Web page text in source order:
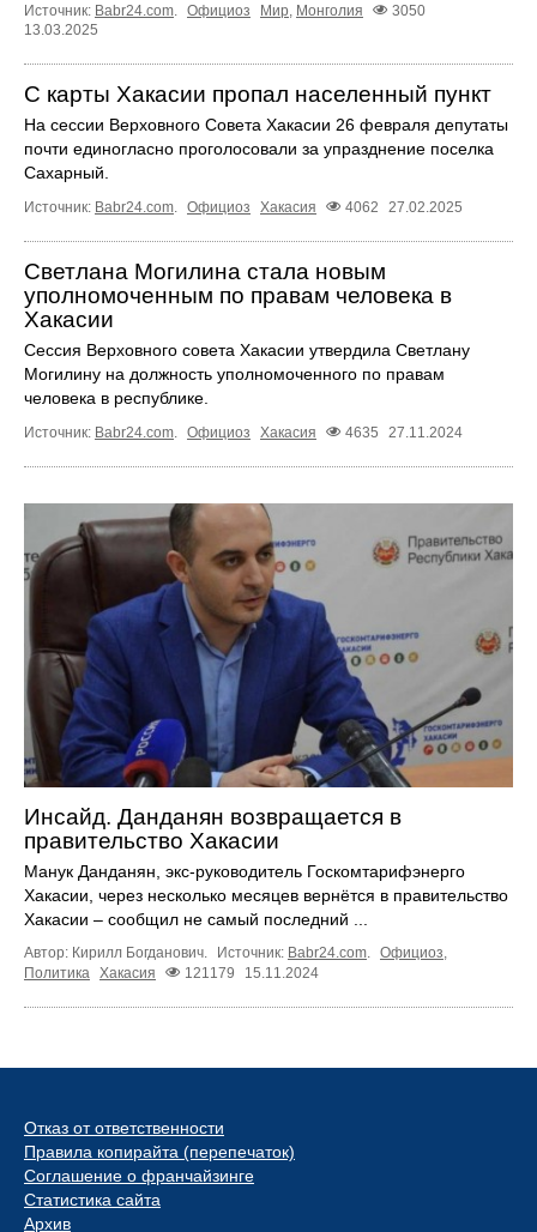
Источник: Babr24.com. Официоз Мир, Монголия
3050
13.03.2025
С карты Хакасии пропал населенный пункт
На сессии Верховного Совета Хакасии 26 февраля депутаты
почти единогласно проголосовали за упразднение поселка
Сахарный.
Источник: Babr24.com. Официоз Хакасия 4062 27.02.2025
Светлана Могилина стала новым
уполномоченным по правам человека в
Хакасии
Сессия Верховного совета Хакасии утвердила Светлану
Могилину на должность уполномоченного по правам
человека в республике.
Источник: Babr24.com. Официоз Хакасия 4635 27.11.2024
Инсайд. Данданян возвращается в
правительство Хакасии
Манук Данданян, экс-руководитель Госкомтарифэнерго
Хакасии, через несколько месяцев вернётся в правительство
Хакасии – сообщил не самый последний ...
Автор: Кирилл Богданович. Источник: Babr24.com. Официоз,
Политика Хакасия 121179 15.11.2024
Отказ от ответственности
Правила копирайта (перепечаток)
Соглашение о франчайзинге
Статистика сайта
Архив